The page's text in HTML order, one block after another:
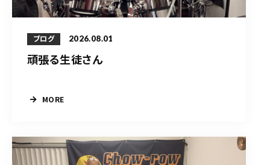
ブログ 2026.08.01
頑張る生徒さん
MORE